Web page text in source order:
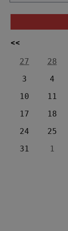
<<
27
28
3
4
10
11
17
18
24
25
31
1